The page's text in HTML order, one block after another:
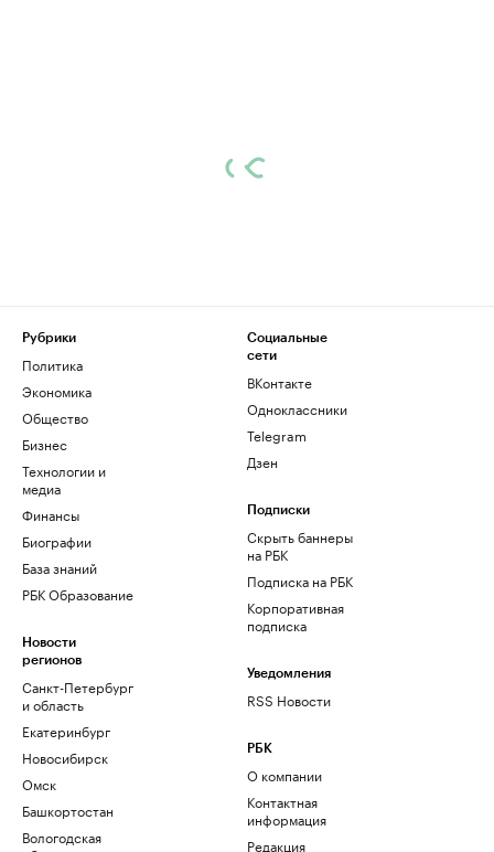
Рубрики
Политика
Экономика
Общество
Бизнес
Технологии и
медиа
Финансы
Биографии
База знаний
РБК Образование
Новости
регионов
Санкт-Петербург
и область
Екатеринбург
Новосибирск
Омск
Башкортостан
Вологодская
Социальные
сети
ВКонтакте
Одноклассники
Telegram
Дзен
Подписки
Скрыть баннеры
на РБК
Подписка на РБК
Корпоративная
подписка
Уведомления
RSS Новости
РБК
О компании
Контактная
информация
Редакция